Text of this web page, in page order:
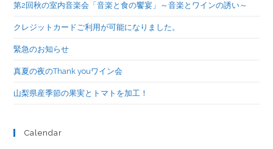
第2回秋の室内音楽会「音楽と食の饗宴」～音楽とワインの誘い～
クレジットカードご利用が可能になりました。
緊急のお知らせ
真夏の夜のThank youワイン会
山梨県産季節の果実とトマトを加工！
Calendar